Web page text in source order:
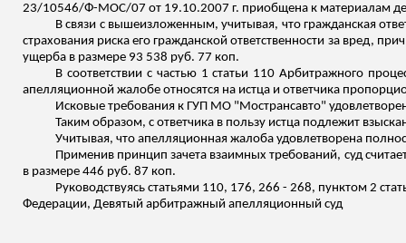
23/10546/Ф-МОС/07 от 19.10.2007 г. приобщена к материалам
В связи с вышеизложенным, учитывая, что гражданская
страхования риска его гражданской ответственности за вред,
ущерба в размере 93 538 руб. 77 коп.
В соответствии с частью 1 статьи 110 Арбитражного
апелляционной жалобе относятся на истца и ответчика
Исковые требования к ГУП МО "Мострансавто"
Таким образом, с ответчика в пользу истца подлежит
Учитывая, что апелляционная жалоба удовлетворена
Применив принцип зачета взаимных требований, суд
в размере 446 руб. 87 коп.
Руководствуясь статьями 110, 176, 266 - 268, пунктом 2
Федерации, Девятый арбитражный апелляционный суд